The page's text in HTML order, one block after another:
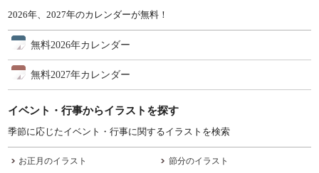
2026年、2027年のカレンダーが無料！
無料2026年カレンダー
無料2027年カレンダー
イベント・行事からイラストを探す
季節に応じたイベント・行事に関するイラストを検索
お正月のイラスト 節分のイラスト